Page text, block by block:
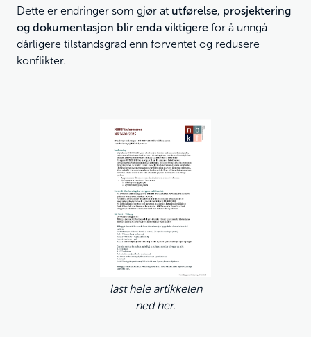
Dette er endringer som gjør at utførelse, prosjektering
og dokumentasjon blir enda viktigere for å unngå
dårligere tilstandsgrad enn forventet og redusere
konflikter.
last hele artikkelen
ned her.